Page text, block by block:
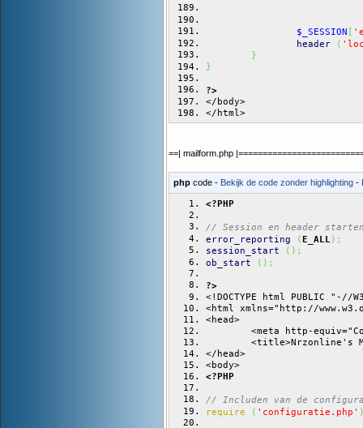
$_SESSION [
header
(
}
}
?>
</body>
</html>
==| mailform.php
php code - Bekijk de code zonder highlighting -
<?PHP
// Session en header
error_reporting
( E_ALL ) ;
session_start
( ) ;
ob_start
( ) ;
?>
<!DOCTYPE html PUBLIC
<html xmlns="http://
<head>
<meta http-
<title>Nrzonline's
</head>
<body>
<?PHP
// Includen van de
require
( 'configuratie.php'